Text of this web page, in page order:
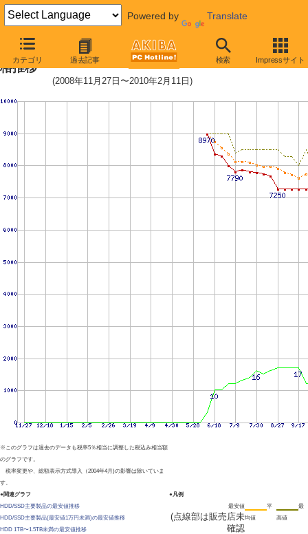
Powered by Translate
カテゴリ 過去記事 検索 Impressサイト
ST31000520AS (1TB,32MB)の価
格推移
(2008年11月27日〜2010年2月11日)
※このグラフは過去のデータも税率5％相当に調整した税込み相当額
のグラフです。
税率変更や、総額表示方式導入（2004年4月)の影響は除いていま
す。
●関連グラフ
HDD/SSD主要製品の最安値推移
HDD/SSD主要製品(最安値1万円未満)の最安値推移
HDD 1TB〜1.5TB未満の最安値推移
●凡例
最安値
(点線部は販売店未
確認
平
均値
最
高値